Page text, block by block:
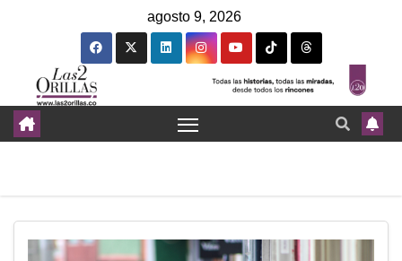
agosto 9, 2026